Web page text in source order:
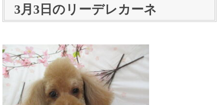
3月3日のリーデレカーネ